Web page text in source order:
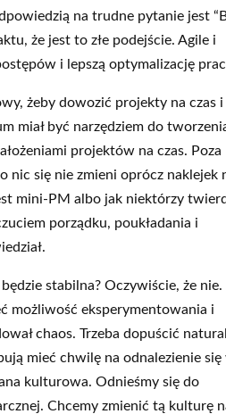
na trudne pytanie jest
że jest to złe podejście. Agile i
i lepszą optymalizację
żeby dowozić projekty na czas
miał być narzędziem do
projektów na czas. Poza
nic się nie zmieni oprócz naklejek
mini-PM albo jak niektórzy
porządku, poukładania i
stabilna? Oczywiście, że nie.
możliwość eksperymentowania i
chaos. Trzeba dopuścić
mieć chwilę na odnalezienie się
kulturowa. Odnieśmy się do
Chcemy zmienić tą kulturę